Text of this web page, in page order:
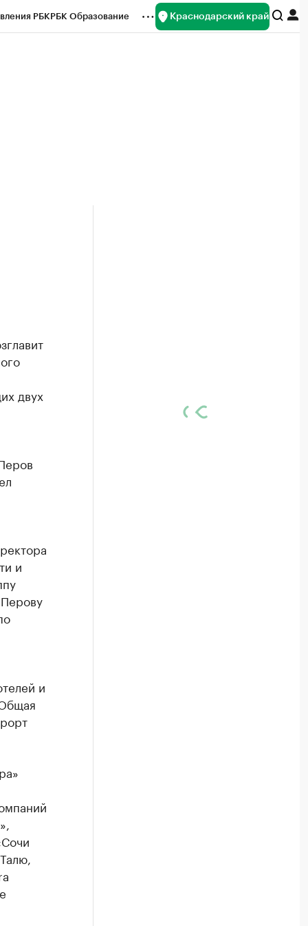
РБКРБК Образование Краснодарский край
двух
и
и